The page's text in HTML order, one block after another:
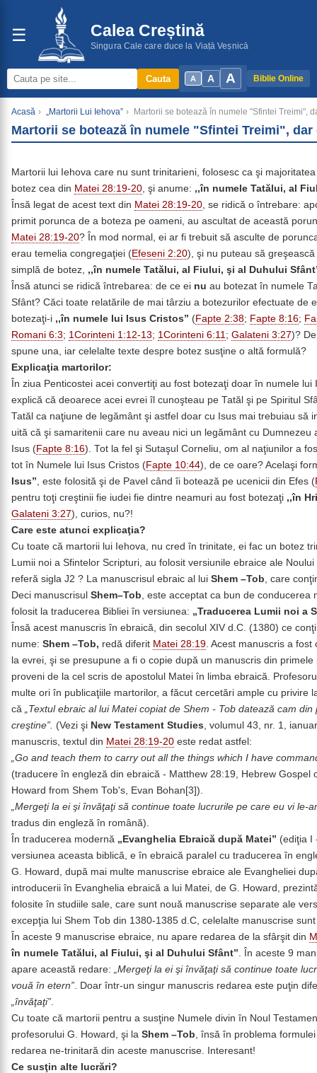
☰ Calea Creștină
Singura Cale care duce la Viață Veșnică
A A A Biblie Online
Cauta
Acasă › „Martorii Lui Iehova” › Martorii se botează în numele "Sfintei Treimi",
Martorii se botează în numele "Sfintei Treimi",
Martorii lui Iehova care nu sunt trinitarieni, folosesc ca şi
botez cea din Matei 28:19-20, şi anume: ,,în numele Tatălui, al
Însă legat de acest text din Matei 28:19-20, se ridică o întrebare:
primit porunca de a boteza pe oameni, au ascultat de această
Matei 28:19-20? În mod normal, ei ar fi trebuit să asculte de
erau temelia congregaţiei (Efeseni 2:20), şi nu puteau să
simplă de botez, ,,în numele Tatălui, al Fiului, şi al Duhului
Însă atunci se ridică întrebarea: de ce ei nu au botezat în numele
Sfânt? Căci toate relatările de mai târziu a botezurilor efectuate de
botezaţi-i ,,în numele lui Isus Cristos” (Fapte 2:38; Fapte 8:16;
Romani 6:3; 1Corinteni 1:12-13; 1Corinteni 6:11; Galateni 3:27)?
spune una, iar celelalte texte despre botez susţine o altă formulă?
Explicaţia martorilor:
În ziua Penticostei acei convertiţi au fost botezaţi doar în numele lui
explică că deoarece acei evrei îl cunoşteau pe Tatăl şi pe Spiritul
Tatăl ca naţiune de legământ şi astfel doar cu Isus mai trebuiau să
uită că şi samaritenii care nu aveau nici un legământ cu
Isus (Fapte 8:16). Tot la fel şi Sutaşul Corneliu, om al naţiunilor a
tot în Numele lui Isus Cristos (Fapte 10:44), de ce oare? Acelaşi
Isus”, este folosită şi de Pavel când îi botează pe ucenicii din Efes (
pentru toţi creştinii fie iudei fie dintre neamuri au fost botezaţi ,,în
Galateni 3:27), curios, nu?!
Care este atunci explicaţia?
Cu toate că martorii lui Iehova, nu cred în trinitate, ei fac un botez
Lumii noi a Sfintelor Scripturi, au folosit versiunile ebraice ale
referă sigla J2 ? La manuscrisul ebraic al lui Shem –Tob, care
Deci manuscrisul Shem–Tob, este acceptat ca bun de conducerea
folosit la traducerea Bibliei în versiunea: „Traducerea Lumii noi a
Însă acest manuscris în ebraică, din secolul XIV d.C. (1380) ce
nume: Shem –Tob, redă diferit Matei 28:19. Acest manuscris a fost
la evrei, şi se presupune a fi o copie după un manuscris din
proveni de la cel scris de apostolul Matei în limba ebraică.
multe ori în publicaţiile martorilor, a făcut cercetări ample cu privire
că „Textul ebraic al lui Matei copiat de Shem - Tob datează cam
creştine”. (Vezi şi New Testament Studies, volumul 43, nr. 1,
manuscris, textul din Matei 28:19-20 este redat astfel:
„Go and teach them to carry out all the things which I have
(traducere în engleză din ebraică - Matthew 28:19, Hebrew Gospel
Howard from Shem Tob's, Evan Bohan[3]).
„Mergeţi la ei şi învăţaţi să continue toate lucrurile pe care eu vi le-
tradus din engleză în română).
În traducerea modernă „Evanghelia Ebraică după Matei” (ediţia I
versiunea aceasta biblică, e în ebraică paralel cu traducerea în
G. Howard, după mai multe manuscrise ebraice ale Evangheliei
introducerii în Evanghelia ebraică a lui Matei, de G. Howard,
folosite în studiile sale, care sunt nouă manuscrise separate ale
excepţia lui Shem Tob din 1380-1385 d.C, celelalte manuscrise
În aceste 9 manuscrise ebraice, nu apare redarea de la sfârşit din
în numele Tatălui, al Fiului, şi al Duhului Sfânt”. În aceste 9
apare această redare: „Mergeţi la ei şi învăţaţi să continue toate
vouă în etern”. Doar într-un singur manuscris redarea este puţin
„învăţaţi”.
Cu toate că martorii pentru a susţine Numele divin în Noul
profesorului G. Howard, şi la Shem –Tob, însă în problema
redarea ne-trinitară din aceste manuscrise. Interesant!
Ce susţin alte lucrări?